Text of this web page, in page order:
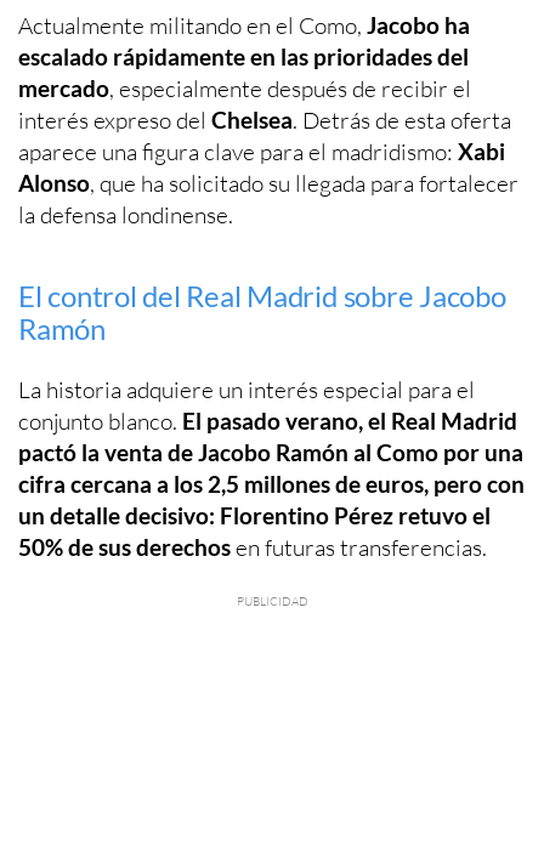
Actualmente militando en el Como, Jacobo ha
escalado rápidamente en las prioridades del
mercado, especialmente después de recibir el
interés expreso del Chelsea. Detrás de esta oferta
aparece una figura clave para el madridismo: Xabi
Alonso, que ha solicitado su llegada para fortalecer
la defensa londinense.
El control del Real Madrid sobre Jacobo
Ramón
La historia adquiere un interés especial para el
conjunto blanco. El pasado verano, el Real Madrid
pactó la venta de Jacobo Ramón al Como por una
cifra cercana a los 2,5 millones de euros, pero con
un detalle decisivo: Florentino Pérez retuvo el
50% de sus derechosen futuras transferencias.